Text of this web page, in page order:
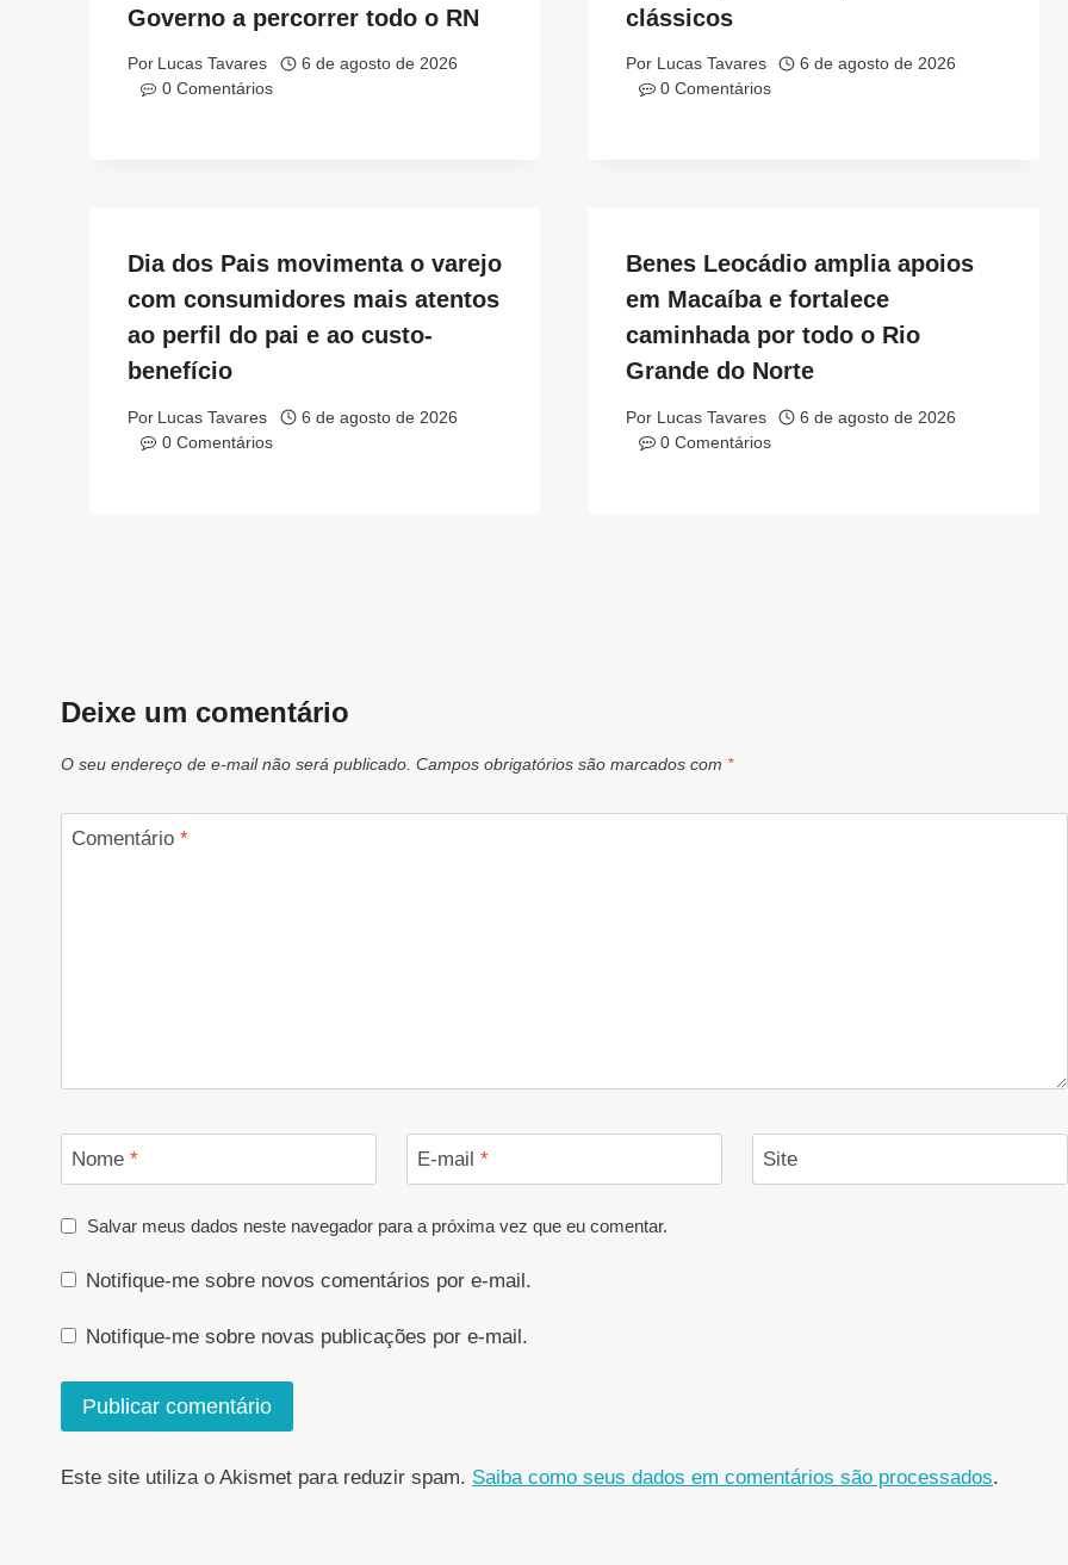
Governo a percorrer todo o RN
Por Lucas Tavares
6 de agosto de 2026
0 Comentários
clássicos
Por Lucas Tavares
6 de agosto de 2026
0 Comentários
Dia dos Pais movimenta o varejo
com consumidores mais atentos
ao perfil do pai e ao custo-
benefício
Por Lucas Tavares
6 de agosto de 2026
0 Comentários
Benes Leocádio amplia apoios
em Macaíba e fortalece
caminhada por todo o Rio
Grande do Norte
Por Lucas Tavares
6 de agosto de 2026
0 Comentários
Deixe um comentário
O seu endereço de e-mail não será publicado. Campos obrigatórios são marcados com *
Comentário *
Nome * E-mail * Site
Salvar meus dados neste navegador para a próxima vez que eu comentar.
Notifique-me sobre novos comentários por e-mail.
Notifique-me sobre novas publicações por e-mail.
Este site utiliza o Akismet para reduzir spam. Saiba como seus dados em comentários são processados.